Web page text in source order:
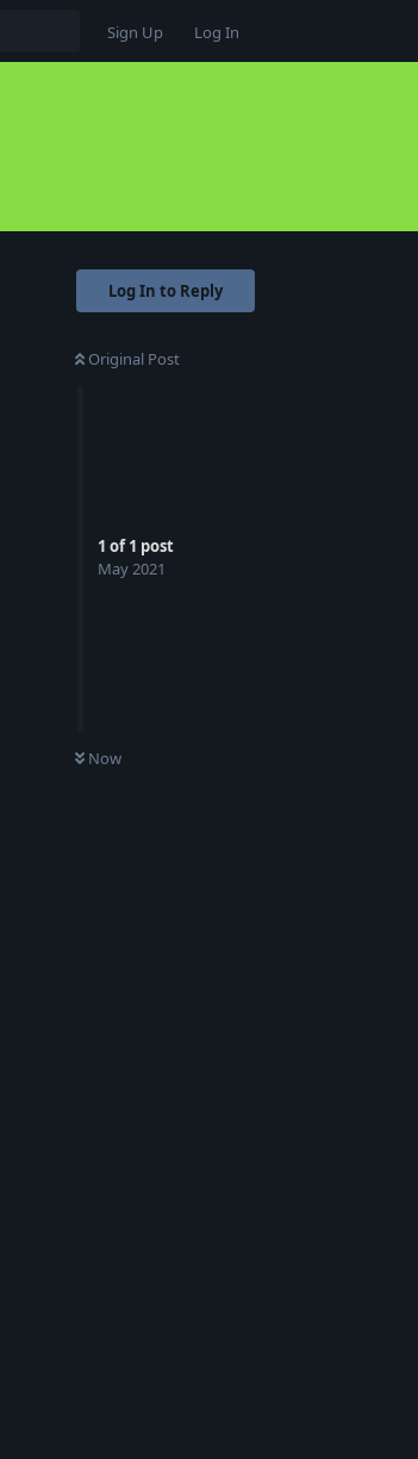
Sign Up Log In
Log In to Reply
Original Post
1 of1 post
May 2021
Now